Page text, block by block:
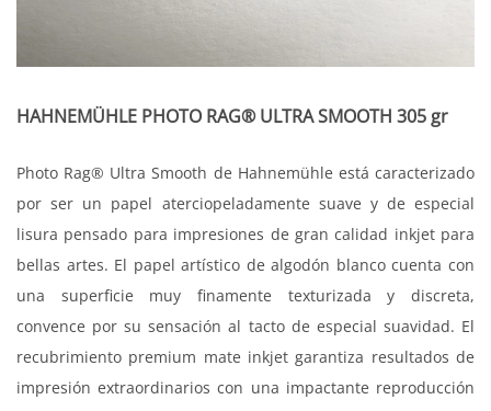
HAHNEMÜHLE PHOTO RAG® ULTRA SMOOTH 305 gr
Photo Rag® Ultra Smooth de Hahnemühle está caracterizado
por ser un papel aterciopeladamente suave y de especial